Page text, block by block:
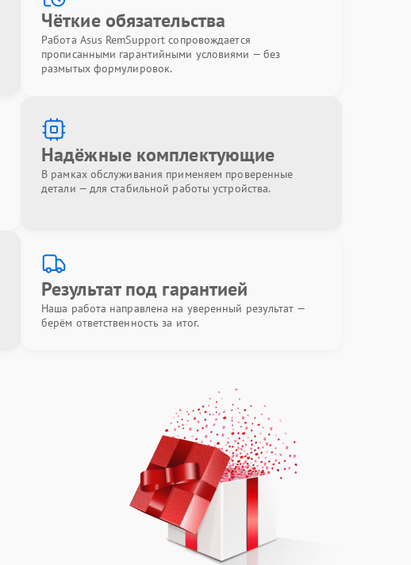
Чёткие обязательства
Работа Asus RemSupport сопровождается
прописанными гарантийными условиями — без
размытых формулировок.
Надёжные комплектующие
В рамках обслуживания применяем проверенные
детали — для стабильной работы устройства.
Результат под гарантией
Наша работа направлена на уверенный результат —
берём ответственность за итог.